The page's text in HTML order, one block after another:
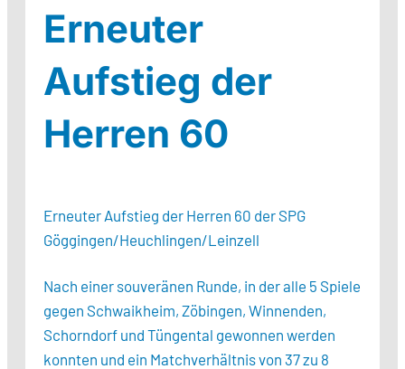
Erneuter
Aufstieg der
Herren 60
Erneuter Aufstieg der Herren 60 der SPG
Göggingen/Heuchlingen/Leinzell
Nach einer souveränen Runde, in der alle 5 Spiele
gegen Schwaikheim, Zöbingen, Winnenden,
Schorndorf und Tüngental gewonnen werden
konnten und ein Matchverhältnis von 37 zu 8